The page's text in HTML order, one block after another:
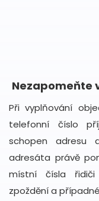
Nezapomeňte
Při vyplňování
telefonní číslo
schopen adresu
adresáta právě
místní čísla řidiči
zpoždění a